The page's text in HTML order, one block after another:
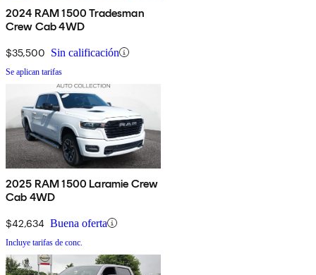
2024 RAM 1500 Tradesman
Crew Cab 4WD
$35,500 Sin calificación
Se aplican tarifas
2025 RAM 1500 Laramie Crew
Cab 4WD
$42,634 Buena oferta
Incluye tarifas de conc.